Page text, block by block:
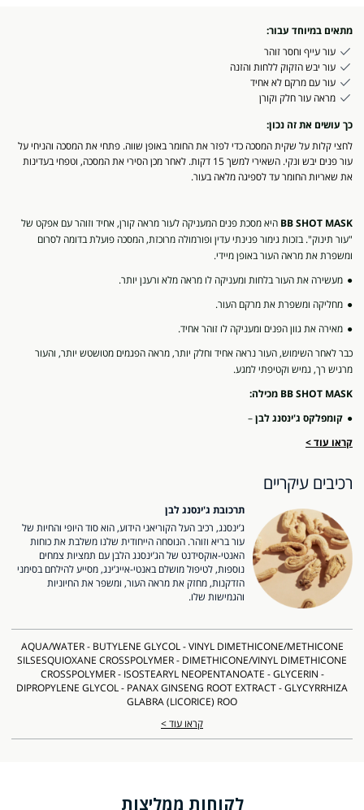
מתאים במיוחד עבור:
עור עייף וחסר זוהר
עור יבש הזקוק ללחות והזנה
עור עם מרקם לא אחיד
מראה עור חלק וקורן
כך עושים את זה נכון:
לחצי קלות על שקית המסכה כדי לפזר את החומר באופן שווה. פתחי את המסכה והניחי על
עור פנים יבש ונקי. השאירי למשך 15 דקות. לאחר מכן הסירי את המסכה, וטפחי בעדינות
את שאריות החומר עד לספיגה מלאה בעור.
BB SHOT MASK היא מסכת פנים המעניקה לעור מראה קורן, אחיד וזוהר עם אפקט של
"עור תינוק". בזכות גימור פנינתי עדין ופורמולה מרוכזת, המסכה פועלת בדומה לסרום
ומשפרת את מראה העור באופן מיידי.
מעשירה את העור בלחות ומעניקה לו מראה מלא ורענן יותר.
מחליקה ומשפרת את מרקם העור.
מאירה את גוון הפנים ומעניקה לו זוהר אחיד.
כבר לאחר השימוש, העור נראה אחיד וחלק יותר, מראה הפגמים מטושטש יותר, והעור
מרגיש רך, גמיש וקטיפתי למגע.
BB SHOT MASK מכילה:
קומפלקס ג'ינסנג לבן–
קראו עוד >
רכיבים עיקריים
תרכובת ג'ינסנג לבן
ג’ינסנג, רכיב העל הקוריאני הידוע, הוא סוד היופי והחיות של
עור בריא וזוהר. הנוסחה הייחודית שלנו משלבת את כוחות
האנטי-אוקסידנט של הג’ינסנג הלבן עם תמציות צמחים
נוספות, לטיפול מושלם באנטי-אייג’ינג, מסייע להילחם בסימני
הזדקנות, מחזק את מראה העור, ומשפר את החיוניות
והגמישות שלו.
AQUA/WATER - BUTYLENE GLYCOL - VINYL DIMETHICONE/METHICONE
SILSESQUIOXANE CROSSPOLYMER - DIMETHICONE/VINYL DIMETHICONE
CROSSPOLYMER - ISOSTEARYL NEOPENTANOATE - GLYCERIN -
DIPROPYLENE GLYCOL - PANAX GINSENG ROOT EXTRACT - GLYCYRRHIZA
GLABRA (LICORICE) ROO
קראו עוד >
לקוחות ממליצות